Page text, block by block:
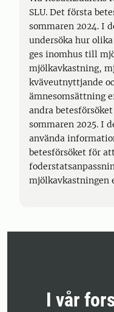
SLU. Det första
sommaren 2024. I
undersöka hur
ges inomhus till
mjölkavkastning,
kväveutnyttjande
ämnesomsättning
andra
sommaren 2025. I
använda
betesförsöket för
I vår